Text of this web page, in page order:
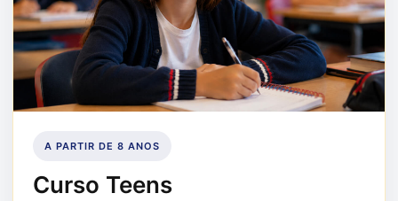
A PARTIR DE 8 ANOS
Curso Teens